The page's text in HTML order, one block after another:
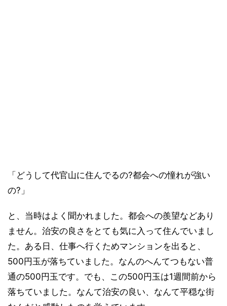
「どうして代官山に住んでるの?都会への憧れが強い
の?」
と、当時はよく聞かれました。都会への羨望などあり
ません。治安の良さをとても気に入って住んでいまし
た。ある日、仕事へ行くためマンションを出ると、
500円玉が落ちていました。なんのへんてつもない普
通の500円玉です。でも、この500円玉は1週間前から
落ちていました。なんて治安の良い、なんて平穏な街